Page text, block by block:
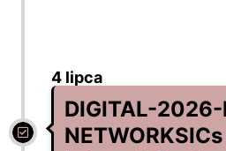
4 lipca
DIGITAL-